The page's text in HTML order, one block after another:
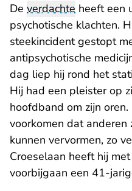
De verdachte heeft een
psychotische klachten.
steekincident gestopt
antipsychotische
dag liep hij rond het
Hij had een pleister op
hoofdband om zijn
voorkomen dat anderen
kunnen vervormen, zo
Croeselaan heeft hij
voorbijgaan een 41-